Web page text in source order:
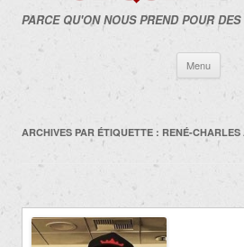
PARCE QU'ON NOUS PREND POUR
Menu
ARCHIVES PAR ÉTIQUETTE : RENÉ-